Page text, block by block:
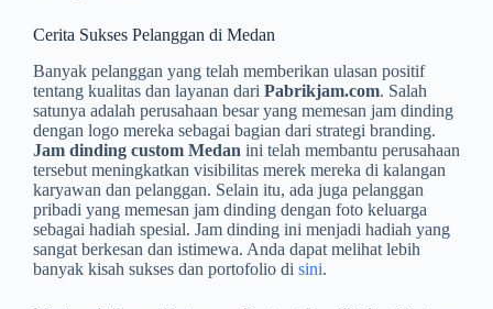
Cerita Sukses Pelanggan di Medan
Banyak pelanggan yang telah memberikan ulasan positif
tentang kualitas dan layanan dari Pabrikjam.com. Salah
satunya adalah perusahaan besar yang memesan jam dinding
dengan logo mereka sebagai bagian dari strategi branding.
Jam dinding custom Medan ini telah membantu perusahaan
tersebut meningkatkan visibilitas merek mereka di kalangan
karyawan dan pelanggan. Selain itu, ada juga pelanggan
pribadi yang memesan jam dinding dengan foto keluarga
sebagai hadiah spesial. Jam dinding ini menjadi hadiah yang
sangat berkesan dan istimewa. Anda dapat melihat lebih
banyak kisah sukses dan portofolio di sini.